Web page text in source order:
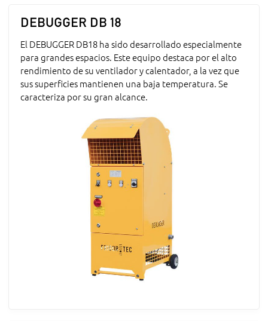
DEBUGGER DB 18
El DEBUGGER DB18 ha sido desarrollado especialmente
para grandes espacios. Este equipo destaca por el alto
rendimiento de su ventilador y calentador, a la vez que
sus superficies mantienen una baja temperatura. Se
caracteriza por su gran alcance.